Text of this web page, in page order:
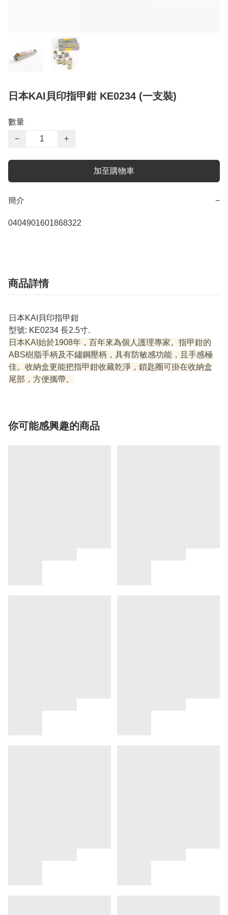
日本KAI貝印指甲鉗 KE0234 (一支裝)
數量
−
+
加至購物車
簡介 −
0404901601868322
商品詳情
日本KAI貝印指甲鉗
型號: KE0234 長2.5寸.
日本KAI始於1908年，百年來為個人護理專家。指甲鉗的
ABS樹脂手柄及不鏽鋼壓柄，具有防敏感功能，且手感極
佳。收納盒更能把指甲鉗收藏乾淨，鎖匙圈可掛在收納盒
尾部，方便攜帶。
你可能感興趣的商品